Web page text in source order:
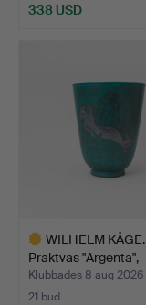
338 USD
WILHELM KÅGE.
Praktvas "Argenta",
stengods…
Klubbades 8 aug 2026
21 bud